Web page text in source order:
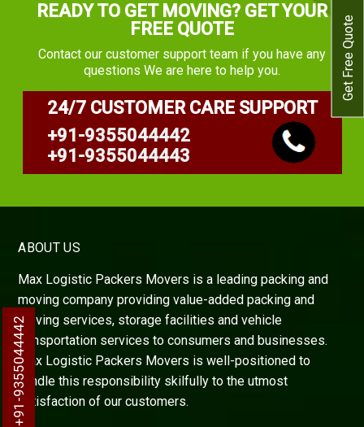
Get Free Quote
+91-9355044442
READY TO GET MOVING? GET YOUR
FREE QUOTE
Contact our customer support team if you have any
questions We are here to help you.
24/7 CUSTOMER CARE SUPPORT
+91-9355044442
+91-9355044443
ABOUT US
Max Logistic Packers Movers is a leading packing and
moving company providing value-added packing and
moving services, storage facilities and vehicle
transportation services to consumers and businesses.
Max Logistic Packers Movers is well-positioned to
handle this responsibility skilfully to the utmost
satisfaction of our customers.